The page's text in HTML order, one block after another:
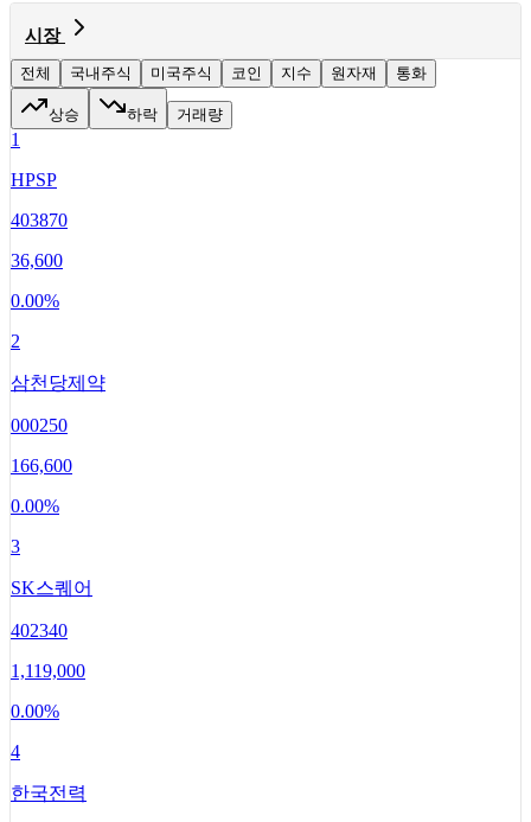
시장
전체 국내주식 미국주식 코인 지수 원자재 통화
상승 하락 거래량
1
HPSP
403870
36,600
0.00%
2
삼천당제약
000250
166,600
0.00%
3
SK스퀘어
402340
1,119,000
0.00%
4
한국전력